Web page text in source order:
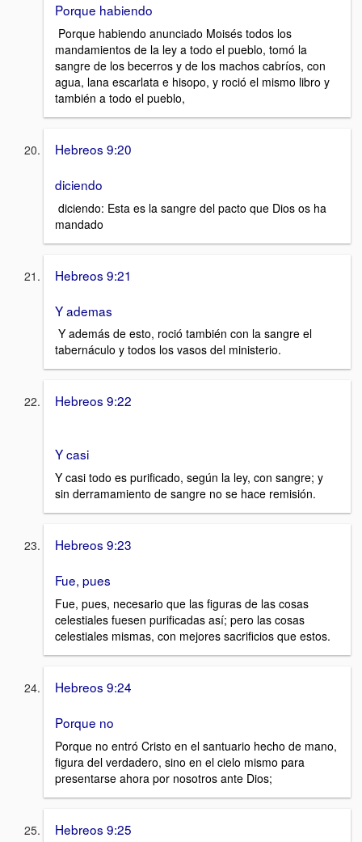
Porque habiendo
Porque habiendo anunciado Moisés todos los
mandamientos de la ley a todo el pueblo, tomó la
sangre de los becerros y de los machos cabríos, con
agua, lana escarlata e hisopo, y roció el mismo libro y
también a todo el pueblo,
Hebreos 9:20
diciendo
diciendo: Esta es la sangre del pacto que Dios os ha
mandado
Hebreos 9:21
Y ademas
Y además de esto, roció también con la sangre el
tabernáculo y todos los vasos del ministerio.
Hebreos 9:22
Y casi
Y casi todo es purificado, según la ley, con sangre; y
sin derramamiento de sangre no se hace remisión.
Hebreos 9:23
Fue, pues
Fue, pues, necesario que las figuras de las cosas
celestiales fuesen purificadas así; pero las cosas
celestiales mismas, con mejores sacrificios que estos.
Hebreos 9:24
Porque no
Porque no entró Cristo en el santuario hecho de mano,
figura del verdadero, sino en el cielo mismo para
presentarse ahora por nosotros ante Dios;
Hebreos 9:25